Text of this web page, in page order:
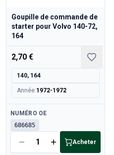
Goupille de commande de
starter pour Volvo 140-72,
164
2,70 €
140, 164
Année:1972-1972
Disponible
NUMÉRO OE
686685
Acheter